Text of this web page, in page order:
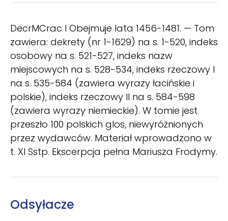
DecrMCrac I Obejmuje lata 1456-1481. — Tom
zawiera: dekrety (nr 1-1629) na s. 1-520, indeks
osobowy na s. 521-527, indeks nazw
miejscowych na s. 528-534, indeks rzeczowy I
na s. 535-584 (zawiera wyrazy łacińskie i
polskie), indeks rzeczowy II na s. 584-598
(zawiera wyrazy niemieckie). W tomie jest
przeszło 100 polskich glos, niewyróżnionych
przez wydawców. Materiał wprowadzono w
t. XI Sstp. Ekscerpcja pełna Mariusza Frodymy.
Odsyłacze